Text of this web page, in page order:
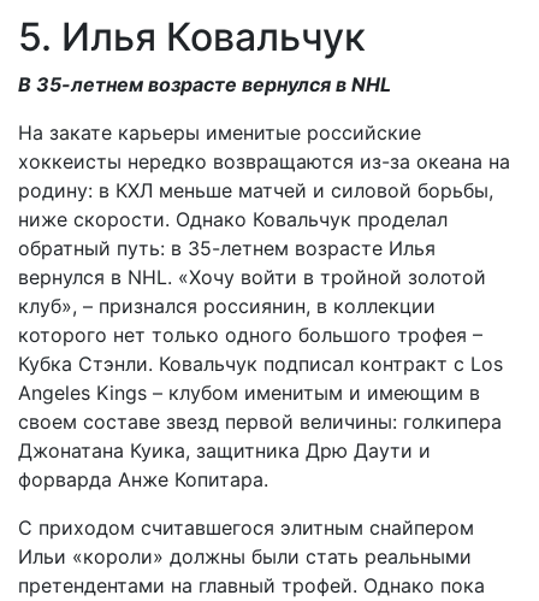
5. Илья Ковальчук
В 35-летнем возрасте вернулся в NHL
На закате карьеры именитые российские
хоккеисты нередко возвращаются из-за океана на
родину: в КХЛ меньше матчей и силовой борьбы,
ниже скорости. Однако Ковальчук проделал
обратный путь: в 35-летнем возрасте Илья
вернулся в NHL. «Хочу войти в тройной золотой
клуб», – признался россиянин, в коллекции
которого нет только одного большого трофея –
Кубка Стэнли. Ковальчук подписал контракт с Los
Angeles Kings – клубом именитым и имеющим в
своем составе звезд первой величины: голкипера
Джонатана Куика, защитника Дрю Даути и
форварда Анже Копитара.
С приходом считавшегося элитным снайпером
Ильи «короли» должны были стать реальными
претендентами на главный трофей. Однако пока